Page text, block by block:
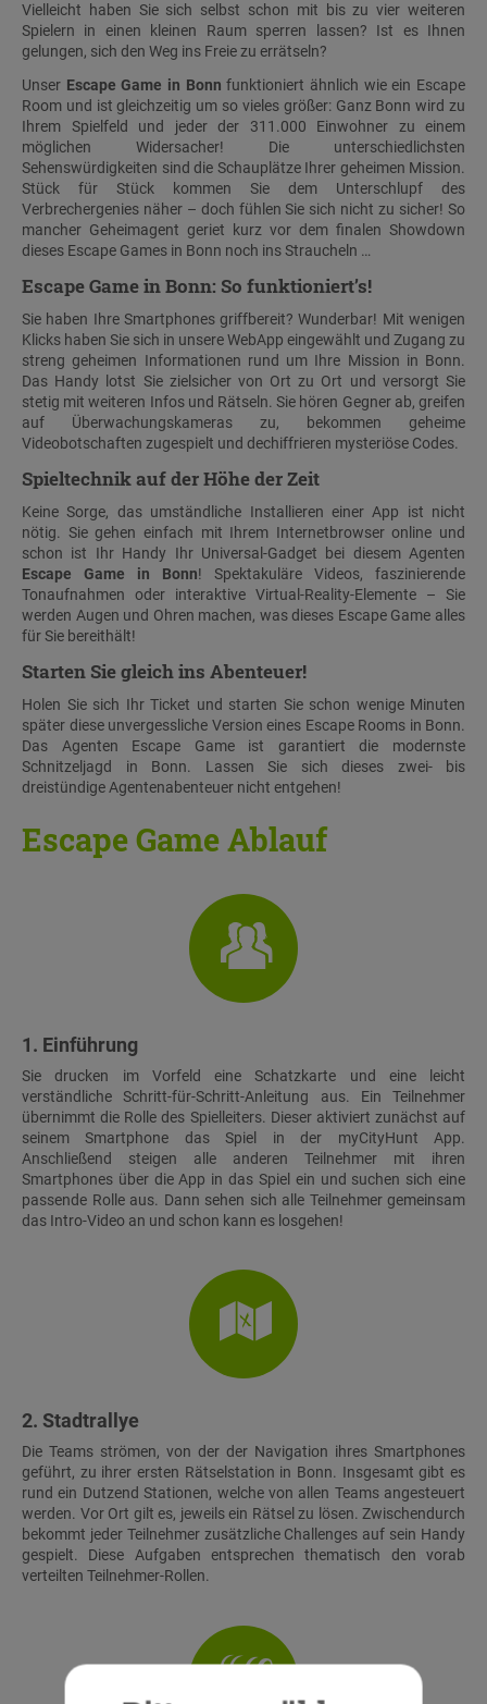
Vielleicht haben Sie sich selbst schon mit bis zu vier weiteren
Spielern in einen kleinen Raum sperren lassen? Ist es Ihnen
gelungen, sich den Weg ins Freie zu errätseln?
Unser Escape Game in Bonn funktioniert ähnlich wie ein Escape
Room und ist gleichzeitig um so vieles größer: Ganz Bonn wird zu
Ihrem Spielfeld und jeder der 311.000 Einwohner zu einem
möglichen Widersacher! Die unterschiedlichsten
Sehenswürdigkeiten sind die Schauplätze Ihrer geheimen Mission.
Stück für Stück kommen Sie dem Unterschlupf des
Verbrechergenies näher – doch fühlen Sie sich nicht zu sicher! So
mancher Geheimagent geriet kurz vor dem finalen Showdown
dieses Escape Games in Bonn noch ins Straucheln …
Escape Game in Bonn: So funktioniert’s!
Sie haben Ihre Smartphones griffbereit? Wunderbar! Mit wenigen
Klicks haben Sie sich in unsere WebApp eingewählt und Zugang zu
streng geheimen Informationen rund um Ihre Mission in Bonn.
Das Handy lotst Sie zielsicher von Ort zu Ort und versorgt Sie
stetig mit weiteren Infos und Rätseln. Sie hören Gegner ab, greifen
auf Überwachungskameras zu, bekommen geheime
Videobotschaften zugespielt und dechiffrieren mysteriöse Codes.
Spieltechnik auf der Höhe der Zeit
Keine Sorge, das umständliche Installieren einer App ist nicht
nötig. Sie gehen einfach mit Ihrem Internetbrowser online und
schon ist Ihr Handy Ihr Universal-Gadget bei diesem Agenten
Escape Game in Bonn! Spektakuläre Videos, faszinierende
Tonaufnahmen oder interaktive Virtual-Reality-Elemente – Sie
werden Augen und Ohren machen, was dieses Escape Game alles
für Sie bereithält!
Starten Sie gleich ins Abenteuer!
Holen Sie sich Ihr Ticket und starten Sie schon wenige Minuten
später diese unvergessliche Version eines Escape Rooms in Bonn.
Das Agenten Escape Game ist garantiert die modernste
Schnitzeljagd in Bonn. Lassen Sie sich dieses zwei- bis
dreistündige Agentenabenteuer nicht entgehen!
Escape Game Ablauf
1. Einführung
Sie drucken im Vorfeld eine Schatzkarte und eine leicht
verständliche Schritt-für-Schritt-Anleitung aus. Ein Teilnehmer
übernimmt die Rolle des Spielleiters. Dieser aktiviert zunächst auf
seinem Smartphone das Spiel in der myCityHunt App.
Anschließend steigen alle anderen Teilnehmer mit ihren
Smartphones über die App in das Spiel ein und suchen sich eine
passende Rolle aus. Dann sehen sich alle Teilnehmer gemeinsam
das Intro-Video an und schon kann es losgehen!
2. Stadtrallye
Die Teams strömen, von der der Navigation ihres Smartphones
geführt, zu ihrer ersten Rätselstation in Bonn. Insgesamt gibt es
rund ein Dutzend Stationen, welche von allen Teams angesteuert
werden. Vor Ort gilt es, jeweils ein Rätsel zu lösen. Zwischendurch
bekommt jeder Teilnehmer zusätzliche Challenges auf sein Handy
gespielt. Diese Aufgaben entsprechen thematisch den vorab
verteilten Teilnehmer-Rollen.